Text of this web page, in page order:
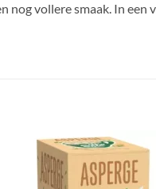
vollere smaak. In